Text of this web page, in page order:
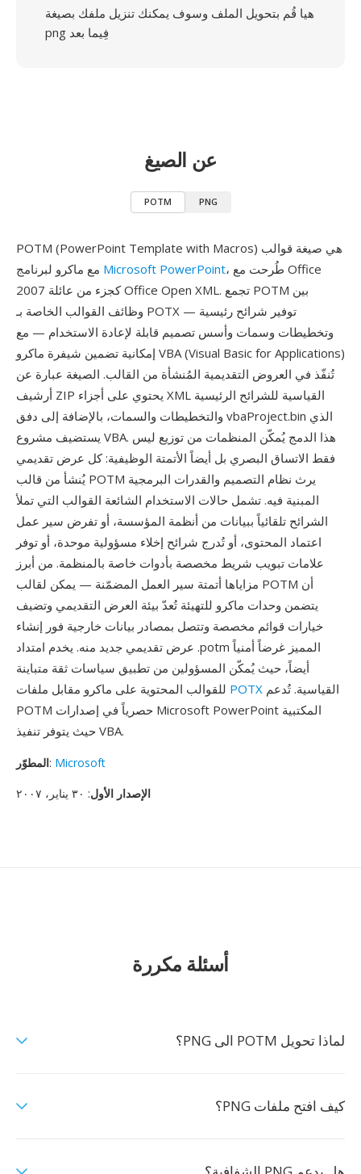
هيا قُم بتحويل الملف وسوف يمكنك تنزيل ملفك بصيغة
png فِيما بعد
عن الصيغ
POTM PNG
POTM (PowerPoint Template with Macros) هي صيغة قوالب
Microsoft PowerPoint، طُرحت مع Office
2007 كجزء من عائلة Office Open XML. تجمع POTM بين
وظائف القوالب الخاصة بـ POTX — توفير شرائح رئيسية
وتخطيطات وسمات وأسس تصميم قابلة لإعادة الاستخدام — مع
إمكانية تضمين شيفرة ماكرو VBA (Visual Basic for Applications)
تُنفّذ في العروض التقديمية المُنشأة من القالب. الصيغة عبارة عن
أرشيف ZIP يحتوي على أجزاء XML القياسية للشرائح الرئيسية
والتخطيطات والسمات، بالإضافة إلى دفق vbaProject.bin الذي
يستضيف مشروع VBA. هذا الدمج يُمكّن المنظمات من توزيع ليس
فقط الاتساق البصري بل أيضاً الأتمتة الوظيفية: كل عرض تقديمي
يُنشأ من قالب POTM يرث نظام التصميم والقدرات البرمجية
المبنية فيه. تشمل حالات الاستخدام الشائعة القوالب التي تملأ
الشرائح تلقائياً ببيانات من أنظمة المؤسسة، أو تفرض سير عمل
اعتماد المحتوى، أو تُدرج شرائح إخلاء مسؤولية موحدة، أو توفر
علامات تبويب شريط مخصصة بأدوات خاصة بالمنظمة. من أبرز
مزاياها أتمتة سير العمل المضمّنة — يمكن لقالب POTM أن
يتضمن وحدات ماكرو للتهيئة تُعدّ بيئة العرض التقديمي وتضيف
خيارات قوائم مخصصة وتتصل بمصادر بيانات خارجية فور إنشاء
عرض تقديمي جديد منه. يخدم امتداد .potm المميز غرضاً أمنياً
أيضاً، حيث يُمكّن المسؤولين من تطبيق سياسات ثقة متباينة
POTX
POTM حصرياً في إصدارات Microsoft PowerPoint المكتبية
حيث يتوفر تنفيذ VBA.
المطوّر: Microsoft
الإصدار الأول: ٣٠ يناير، ٢٠٠٧
أسئلة مكررة
لماذا تحويل POTM الى PNG؟
كيف افتح ملفات PNG؟